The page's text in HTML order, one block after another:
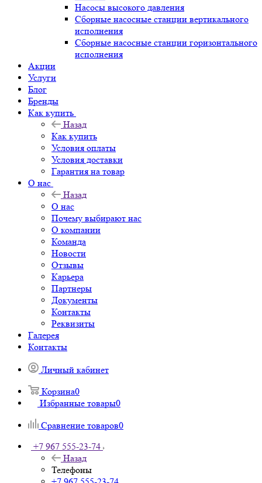
Насосы высокого давления
Сборные насосные станции вертикального
исполнения
Сборные насосные станции горизонтального
исполнения
Акции
Услуги
Блог
Бренды
Как купить
Назад
Как купить
Условия оплаты
Условия доставки
Гарантия на товар
О нас
Назад
О нас
Почему выбирают нас
О компании
Команда
Новости
Отзывы
Карьера
Партнеры
Документы
Контакты
Реквизиты
Галерея
Контакты
Личный кабинет
Корзина0
Избранные товары0
Сравнение товаров0
+7 967 555-23-74
Назад
Телефоны